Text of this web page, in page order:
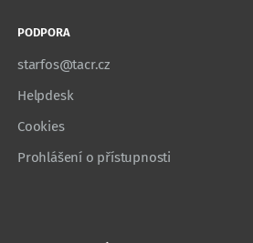
PODPORA
starfos@tacr.cz
Helpdesk
Cookies
Prohlášení o přístupnosti